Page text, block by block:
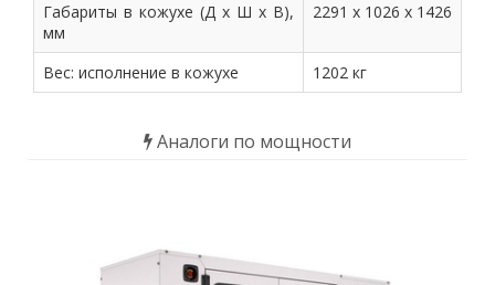
Габариты в кожухе (Д х Ш х В),
мм
2291 х 1026 х 1426
Вес: исполнение в кожухе 1202 кг
Аналоги по мощности